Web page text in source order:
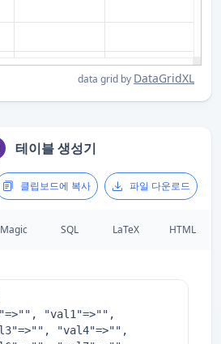
data grid by DataGridXL
테이블 생성기
클립보드에 복사 파일 다운로드
Magic SQL LaTeX HTML